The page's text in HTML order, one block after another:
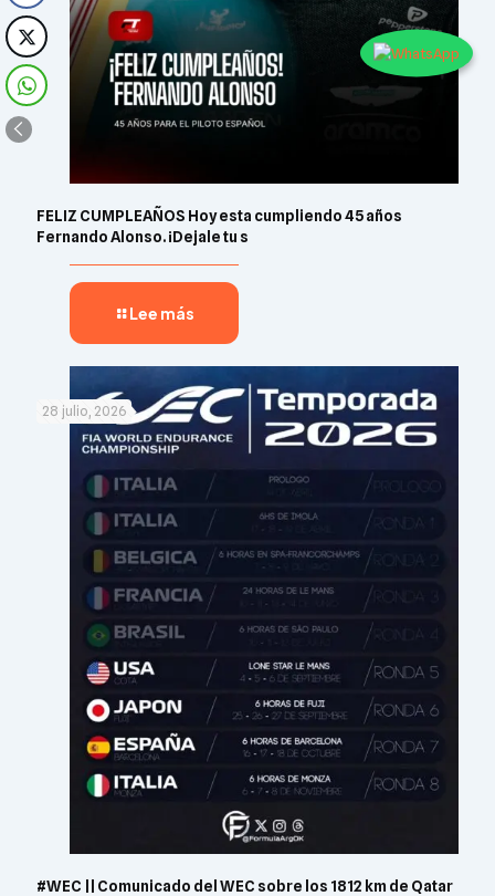
FELIZ CUMPLEAÑOS Hoy esta cumpliendo 45 años
Fernando Alonso. ¡Dejale tu s
Lee más
28 julio, 2026
#WEC || Comunicado del WEC sobre los 1812 km de Qatar